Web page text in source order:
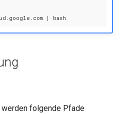
|
werden folgende Pfade